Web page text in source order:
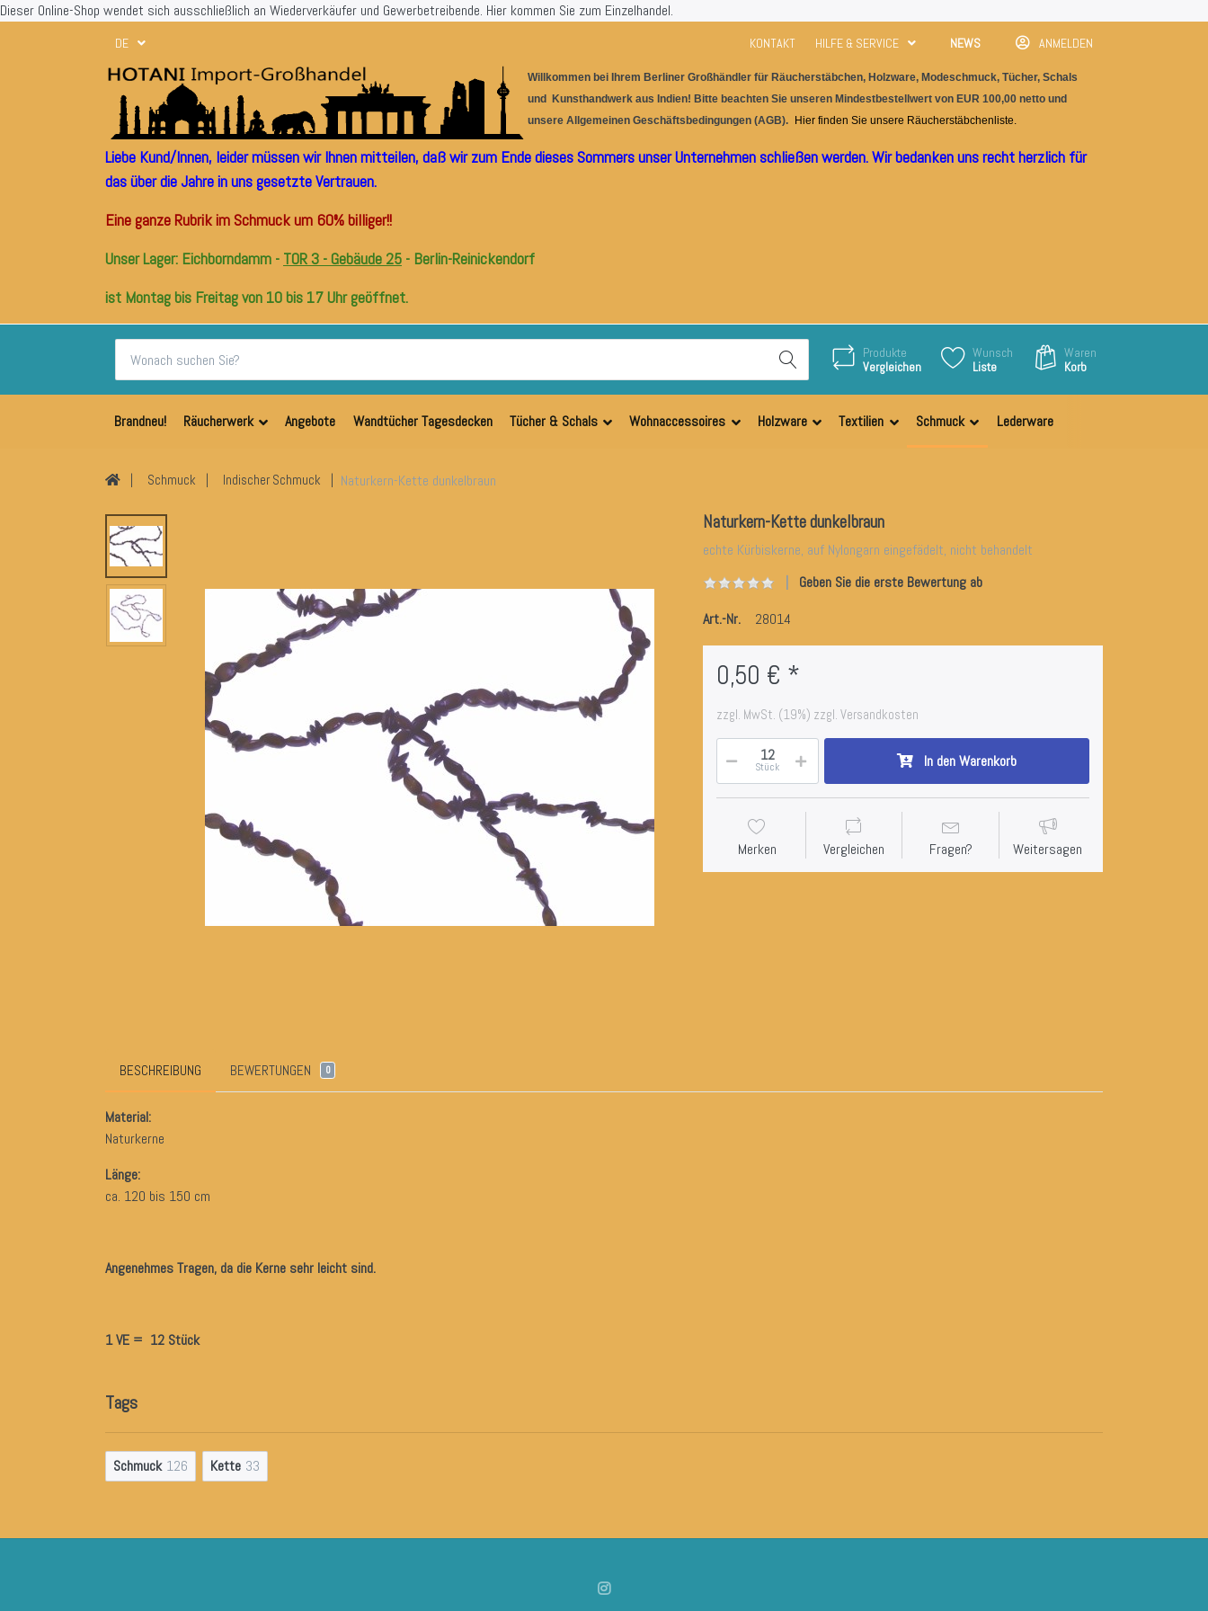
Dieser Online-Shop wendet sich ausschließlich an Wiederverkäufer und Gewerbetreibende. Hier kommen Sie zum Einzelhandel.
DE KONTAKT HILFE & SERVICE NEWS ANMELDEN
Willkommen bei Ihrem Berliner Großhändler für Räucherstäbchen, Holzware, Modeschmuck, Tücher, Schals
und Kunsthandwerk aus I ndien! Bitte beachten Sie unseren Mindestbestellwert von EUR 100,00 netto und
unsere Allgemeinen Geschäftsbedingungen (AGB). Hier finden Sie unsere Räucherstäbchenliste.
Liebe Kund/Innen, leider müssen wir Ihnen mitteilen, daß wir zum Ende dieses Sommers unser Unternehmen schließen werden. Wir bedanken uns recht herzlich für
das über die Jahre in uns gesetzte Vertrauen.
Eine ganze Rubrik im Schmuck um 60% billiger!!
Unser Lager: Eichborndamm - TOR 3 - Gebäude 25 - Berlin-Reinickendorf
ist Montag bis Freitag von 10 bis 17 Uhr geöffnet.
Produkte
Vergleichen
Wunsch
Liste
Waren
Korb
Brandneu! Räucherwerk Angebote Wandtücher Tagesdecken Tücher & Schals Wohnaccessoires Holzware Textilien Schmuck Lederware
Schmuck Indischer Schmuck Naturkern-Kette dunkelbraun
Naturkern-Kette dunkelbraun
echte Kürbiskerne, auf Nylongarn eingefädelt, nicht behandelt
Geben Sie die erste Bewertung ab
Art.-Nr.
28014
0,50 € *
zzgl. MwSt. (19%) zzgl. Versandkosten
Stück In den Warenkorb
Merken Vergleichen Fragen? Weitersagen
BESCHREIBUNG BEWERTUNGEN 0
Material:
Naturkerne
Länge:
ca. 120 bis 150 cm
Angenehmes Tragen, da die Kerne sehr leicht sind.
1 VE = 12 Stück
Tags
Schmuck 126 Kette 33